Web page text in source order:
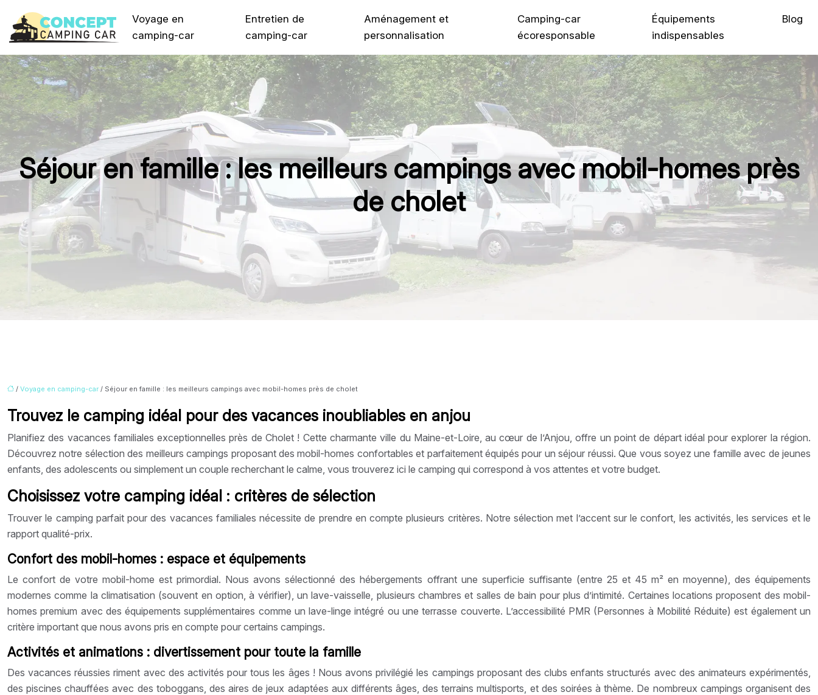
Voyage en
camping-car
Entretien de
camping-car
Aménagement et
personnalisation
Camping-car
écoresponsable
Équipements
indispensables
Blog
Séjour en famille : les meilleurs campings avec mobil-homes près
de cholet
/ Voyage en camping-car / Séjour en famille : les meilleurs campings avec mobil-homes près de cholet
Trouvez le camping idéal pour des vacances inoubliables en anjou
Planifiez des vacances familiales exceptionnelles près de Cholet ! Cette charmante ville du Maine-et-Loire, au cœur de l’Anjou, offre un point de départ idéal pour explorer la région.
Découvrez notre sélection des meilleurs campings proposant des mobil-homes confortables et parfaitement équipés pour un séjour réussi. Que vous soyez une famille avec de jeunes
enfants, des adolescents ou simplement un couple recherchant le calme, vous trouverez ici le camping qui correspond à vos attentes et votre budget.
Choisissez votre camping idéal : critères de sélection
Trouver le camping parfait pour des vacances familiales nécessite de prendre en compte plusieurs critères. Notre sélection met l’accent sur le confort, les activités, les services et le
rapport qualité-prix.
Confort des mobil-homes : espace et équipements
Le confort de votre mobil-home est primordial. Nous avons sélectionné des hébergements offrant une superficie suffisante (entre 25 et 45 m² en moyenne), des équipements
modernes comme la climatisation (souvent en option, à vérifier), un lave-vaisselle, plusieurs chambres et salles de bain pour plus d’intimité. Certaines locations proposent des mobil-
homes premium avec des équipements supplémentaires comme un lave-linge intégré ou une terrasse couverte. L’accessibilité PMR (Personnes à Mobilité Réduite) est également un
critère important que nous avons pris en compte pour certains campings.
Activités et animations : divertissement pour toute la famille
Des vacances réussies riment avec des activités pour tous les âges ! Nous avons privilégié les campings proposant des clubs enfants structurés avec des animateurs expérimentés,
des piscines chauffées avec des toboggans, des aires de jeux adaptées aux différents âges, des terrains multisports, et des soirées à thème. De nombreux campings organisent des